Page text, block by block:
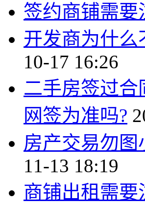
签约商铺需要
开发商为什
10-17 16:26
二手房签过
网签为准吗?
房产交易勿
11-13 18:19
商铺出租需